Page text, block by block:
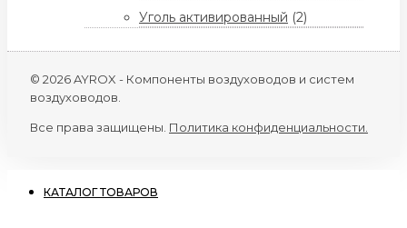
Уголь активированный (2)
© 2026 AYROX - Компоненты воздуховодов и систем
воздуховодов.
Все права защищены. Политика конфиденциальности.
КАТАЛОГ ТОВАРОВ